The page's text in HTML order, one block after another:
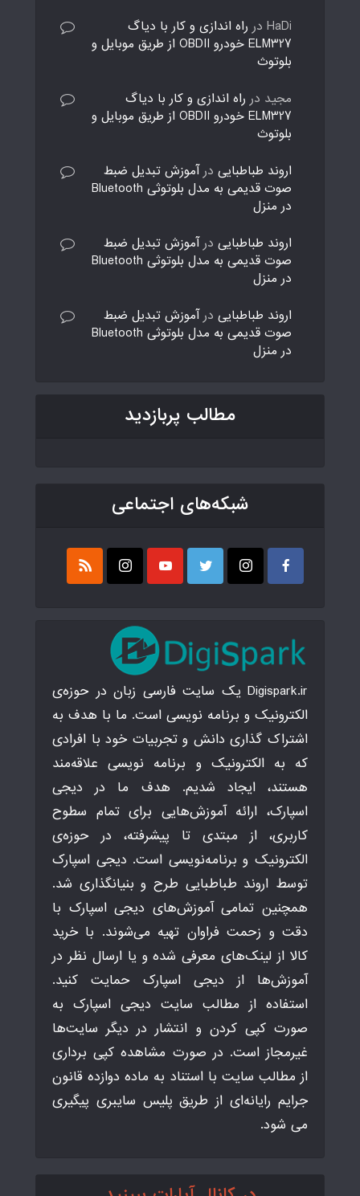
HaDi در راه اندازی و کار با دیاگ
ELM327 خودرو OBDII از طریق موبایل و
بلوتوث
مجید در راه اندازی و کار با دیاگ
ELM327 خودرو OBDII از طریق موبایل و
بلوتوث
اروند طباطبایی درآموزش تبدیل ضبط
صوت قدیمی به مدل بلوتوثی Bluetooth
در منزل
اروند طباطبایی درآموزش تبدیل ضبط
صوت قدیمی به مدل بلوتوثی Bluetooth
در منزل
اروند طباطبایی درآموزش تبدیل ضبط
صوت قدیمی به مدل بلوتوثی Bluetooth
در منزل
مطالب پربازدید
شبکه‌های اجتماعی
Digispark.ir یک سایت فارسی زبان در حوزه‌ی
الکترونیک و برنامه نویسی است. ما با هدف به
اشتراک گذاری دانش و تجربیات خود با افرادی
که به الکترونیک و برنامه نویسی علاقه‌مند
هستند، ایجاد شدیم. هدف ما در دیجی
اسپارک، ارائه آموزش‌هایی برای تمام سطوح
کاربری، از مبتدی تا پیشرفته، در حوزه‌ی
الکترونیک و برنامه‌نویسی است. دیجی اسپارک
توسط اروند طباطبایی طرح و بنیانگذاری شد.
همچنین تمامی آموزش‌های دیجی اسپارک با
دقت و زحمت فراوان تهیه می‌شوند. با خرید
کالا از لینک‌های معرفی شده و یا ارسال نظر در
آموزش‌ها از دیجی اسپارک حمایت کنید.
استفاده از مطالب سایت دیجی اسپارک به
صورت کپی کردن و انتشار در دیگر سایت‌ها
غیرمجاز است. در صورت مشاهده کپی برداری
از مطالب سایت با استناد به ماده دوازده قانون
جرایم رایانه‌ای از طریق پلیس سایبری پیگیری
می شود.